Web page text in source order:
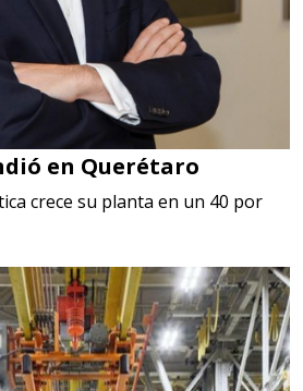
en Querétaro
crece su planta en un 40 por